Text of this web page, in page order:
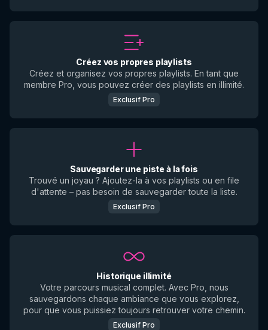
Créez vos propres playlists
Créez et organisez vos propres playlists. En tant que
membre Pro, vous pouvez créer des playlists en illimité.
Exclusif Pro
Sauvegarder une piste à la fois
Trouvé un joyau ? Ajoutez-la à vos playlists ou en file
d'attente – pas besoin de sauvegarder toute la liste.
Exclusif Pro
Historique illimité
Votre parcours musical complet. Avec Pro, nous
sauvegardons chaque ambiance que vous explorez,
pour que vous puissiez toujours retrouver votre chemin.
Exclusif Pro